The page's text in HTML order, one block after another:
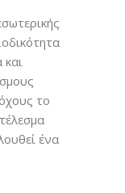
το
ένα